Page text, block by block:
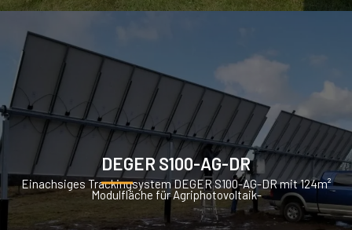
DEGER S100-AG-DR
Einachsiges Trackingsystem DEGER S100-AG-DR mit 124m²
Modulfläche für Agriphotovoltaik-